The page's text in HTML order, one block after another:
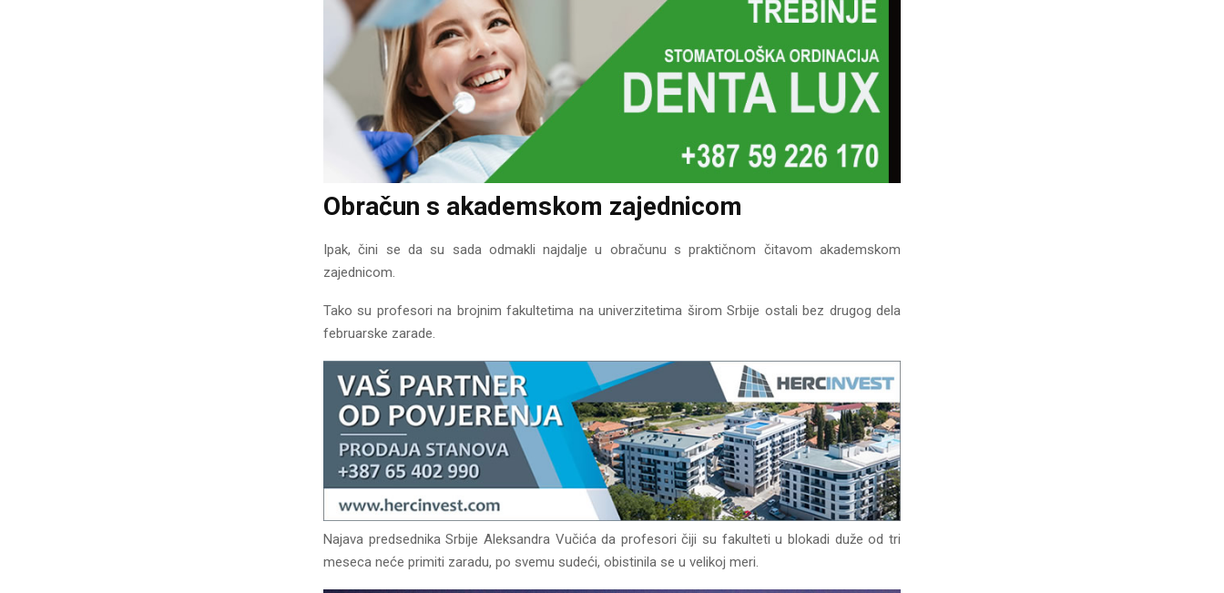
Obračun s akademskom zajednicom
Ipak, čini se da su sada odmakli najdalje u obračunu s praktičnom čitavom akademskom
zajednicom.
Tako su profesori na brojnim fakultetima na univerzitetima širom Srbije ostali bez drugog dela
februarske zarade.
Najava predsednika Srbije Aleksandra Vučića da profesori čiji su fakulteti u blokadi duže od tri
meseca neće primiti zaradu, po svemu sudeći, obistinila se u velikoj meri.